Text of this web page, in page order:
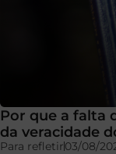
Por que a falta
da veracidade
Para refletir03/08/